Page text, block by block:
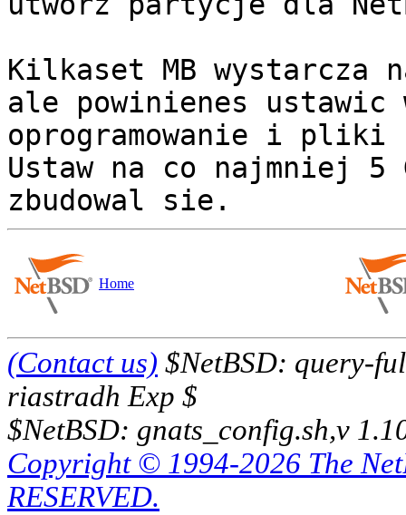
Kilkaset MB wystarcza
ale powinienes ustawic
oprogramowanie i pliki
Ustaw na co najmniej 5
Home
(Contact us) $NetBSD: query-
riastradh Exp $
$NetBSD: gnats_config.sh,v
Copyright © 1994-2026 The
RESERVED.